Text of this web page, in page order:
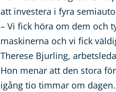
att investera i fyra
– Vi fick höra om dem och
maskinerna och vi fick
Therese Bjurling,
Hon menar att den stora
igång tio timmar om dagen.